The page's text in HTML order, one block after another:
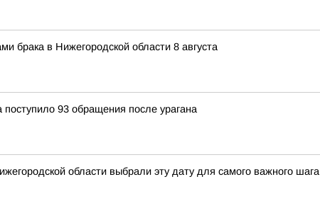
брака в Нижегородской области 8 августа
93 обращения после урагана
области выбрали эту дату для самого важного